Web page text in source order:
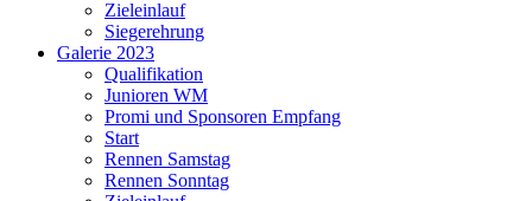
Zieleinlauf
Siegerehrung
Galerie 2023
Qualifikation
Junioren WM
Promi und Sponsoren Empfang
Start
Rennen Samstag
Rennen Sonntag